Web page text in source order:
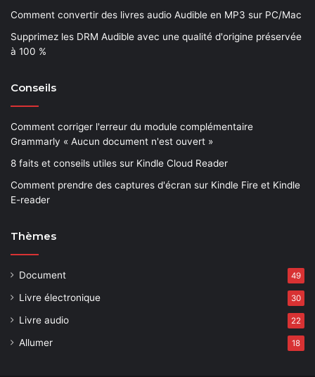
Comment convertir des livres audio Audible en MP3 sur PC/Mac
Supprimez les DRM Audible avec une qualité d'origine préservée
à 100 %
Conseils
Comment corriger l'erreur du module complémentaire
Grammarly « Aucun document n'est ouvert »
8 faits et conseils utiles sur Kindle Cloud Reader
Comment prendre des captures d'écran sur Kindle Fire et Kindle
E-reader
Thèmes
Document 49
Livre électronique 30
Livre audio 22
Allumer 18